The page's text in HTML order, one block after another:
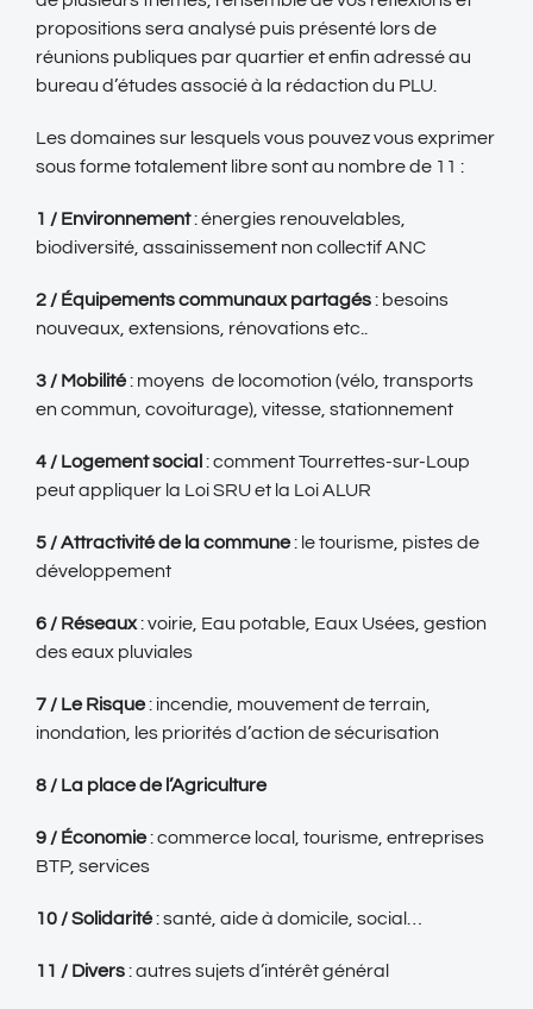
propositions sera analysé puis présenté lors de
réunions publiques par quartier et enfin adressé au
bureau d’études associé à la rédaction du PLU.
Les domaines sur lesquels vous pouvez vous exprimer
sous forme totalement libre sont au nombre de 11 :
1 / Environnement: énergies renouvelables,
biodiversité, assainissement non collectif ANC
2 / Équipements communaux partagés: besoins
nouveaux, extensions, rénovations etc..
3 / Mobilité: moyens de locomotion (vélo, transports
en commun, covoiturage), vitesse, stationnement
4 / Logement social : comment Tourrettes-sur-Loup
peut appliquer la Loi SRU et la Loi ALUR
5 / Attractivité de la commune: le tourisme, pistes de
développement
6 / Réseaux: voirie, Eau potable, Eaux Usées, gestion
des eaux pluviales
7 / Le Risque: incendie, mouvement de terrain,
inondation, les priorités d’action de sécurisation
8 / La place de l’Agriculture
9 / Économie: commerce local, tourisme, entreprises
BTP, services
10 / Solidarité: santé, aide à domicile, social…
11 / Divers: autres sujets d’intérêt général